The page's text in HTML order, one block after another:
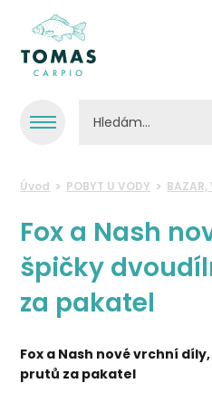
Úvod POBYT U VODY BAZAR,
Fox a Nash
špičky
za pakatel
Fox a Nash nové vrchní
prutů za pakatel